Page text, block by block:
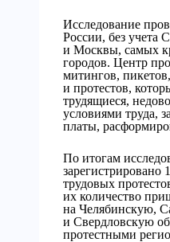
Исследование
России, без учета
и Москвы, самых
городов. Центр
митингов,
и протестов,
трудящиеся,
условиями труда,
платы,
По итогам
зарегистрировано
трудовых
их количество
на Челябинскую,
и Свердловскую
протестными